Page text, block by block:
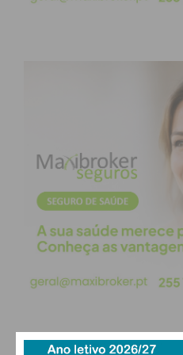
Paços disputou no
Tornou-se na altura o
atuar pela equipa
um dos mais jovens a
Matchoi Djaló surgiu para
de futebol “Mabodja” de
empresário guineense
do Boavista e seu pai. Ao
portuguesa teve a
seleções nacionais,
jogos com a camisola das
ofensivo participou em